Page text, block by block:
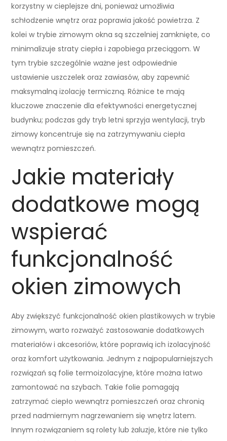
korzystny w cieplejsze dni, ponieważ umożliwia
schłodzenie wnętrz oraz poprawia jakość powietrza. Z
kolei w trybie zimowym okna są szczelniej zamknięte, co
minimalizuje straty ciepła i zapobiega przeciągom. W
tym trybie szczególnie ważne jest odpowiednie
ustawienie uszczelek oraz zawiasów, aby zapewnić
maksymalną izolację termiczną. Różnice te mają
kluczowe znaczenie dla efektywności energetycznej
budynku; podczas gdy tryb letni sprzyja wentylacji, tryb
zimowy koncentruje się na zatrzymywaniu ciepła
wewnątrz pomieszczeń.
Jakie materiały
dodatkowe mogą
wspierać
funkcjonalność
okien zimowych
Aby zwiększyć funkcjonalność okien plastikowych w trybie
zimowym, warto rozważyć zastosowanie dodatkowych
materiałów i akcesoriów, które poprawią ich izolacyjność
oraz komfort użytkowania. Jednym z najpopularniejszych
rozwiązań są folie termoizolacyjne, które można łatwo
zamontować na szybach. Takie folie pomagają
zatrzymać ciepło wewnątrz pomieszczeń oraz chronią
przed nadmiernym nagrzewaniem się wnętrz latem.
Innym rozwiązaniem są rolety lub żaluzje, które nie tylko